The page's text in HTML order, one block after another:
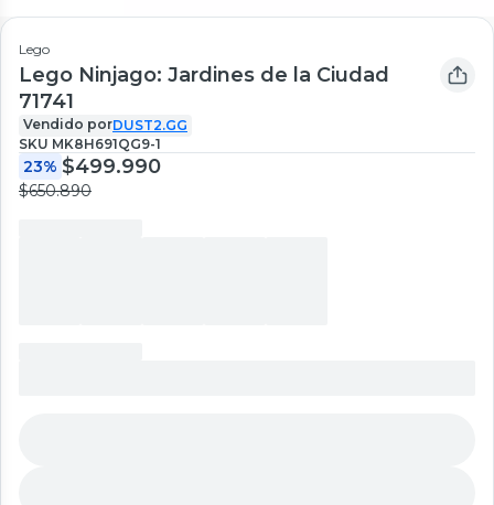
Lego
Lego Ninjago: Jardines de la Ciudad
71741
Vendido porDUST2.GG
SKU MK8H691QG9-1
23% $499.990
$650.890